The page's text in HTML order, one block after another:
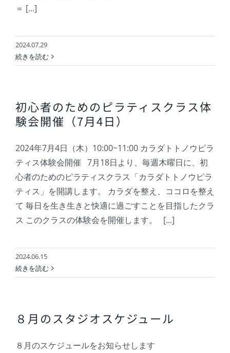
＝ [...]
2024.07.29
続きを読む
初心者のためのピラティスクラス体
験会開催（7月4日）
2024年7月4日（木）10:00~11:00 カラダトトノウピラ
ティス体験会開催 7月18日より、毎週木曜日に、初
心者のためのピラティスクラス「カラダトトノウピラ
ティス」を開講します。 カラダを整え、ココロを整え
て 毎日を生き生きと快適に過ごすことを目指したクラ
ス このクラスの体験会を開催します。 [...]
2024.06.15
続きを読む
８月のスタジオスケジュール
８月のスケジュールをお知らせします